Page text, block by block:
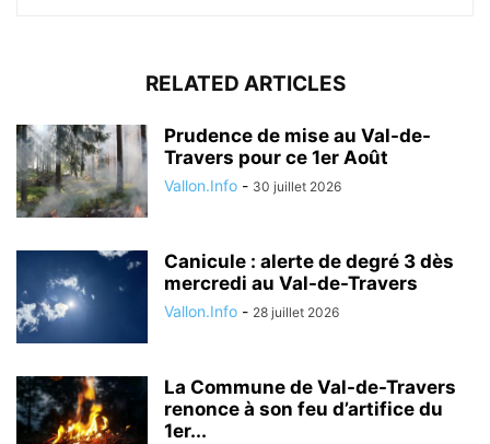
RELATED ARTICLES
Prudence de mise au Val-de-
Travers pour ce 1er Août
Vallon.Info - 30 juillet 2026
Canicule : alerte de degré 3 dès
mercredi au Val-de-Travers
Vallon.Info - 28 juillet 2026
La Commune de Val-de-Travers
renonce à son feu d’artifice du
1er...